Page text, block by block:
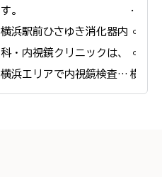
す。
横浜駅前ひさゆき消化器内
科・内視鏡クリニックは、
横浜エリアで内視鏡検査と
合わせたピロリ菌の検査・
横浜
科・